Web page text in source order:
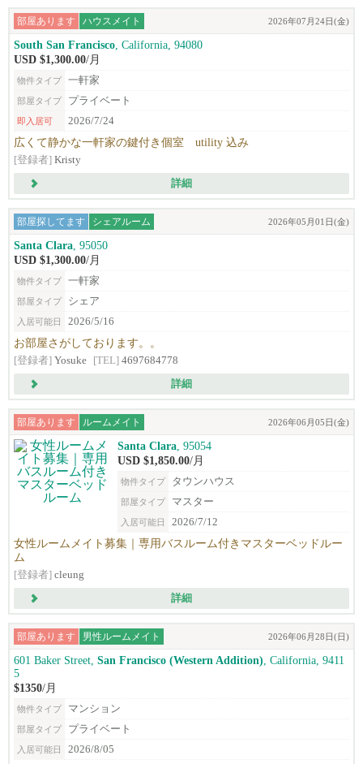
部屋あります ハウスメイト 2026年07月24日(金)
South San Francisco , California, 94080
USD $1,300.00/月
物件タイプ 一軒家
部屋タイプ プライベート
即入居可 2026/7/24
広くて静かな一軒家の鍵付き個室 utility 込み
[登録者] Kristy
詳細
部屋探してます シェアルーム 2026年05月01日(金)
Santa Clara , 95050
USD $1,300.00/月
物件タイプ 一軒家
部屋タイプ シェア
入居可能日 2026/5/16
お部屋さがしております。。
[登録者] Yosuke [TEL] 4697684778
詳細
部屋あります ルームメイト 2026年06月05日(金)
Santa Clara , 95054
USD $1,850.00/月
物件タイプ タウンハウス
部屋タイプ マスター
入居可能日 2026/7/12
女性ルームメイト募集｜専用バスルーム付きマスターベッドルー
ム
[登録者] cleung
詳細
部屋あります 男性ルームメイト 2026年06月28日(日)
601 Baker Street, San Francisco (Western Addition) , California, 9411
5
$1350/月
物件タイプ マンション
部屋タイプ プライベート
入居可能日 2026/8/05